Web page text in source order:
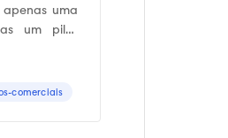
uma
um pilar
comerciais